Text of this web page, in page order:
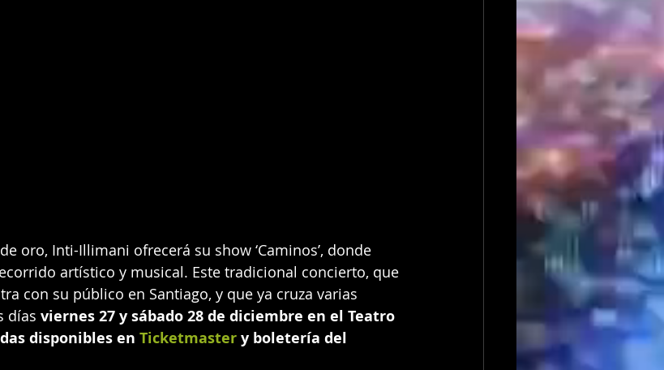
oro, Inti-Illimani ofrecerá su show ‘Caminos’, donde
artístico y musical. Este tradicional concierto, que
con su público en Santiago, y que ya cruza varias
días viernes 27 y sábado 28 de diciembre en el Teatro
disponibles en Ticketmaster y boletería del